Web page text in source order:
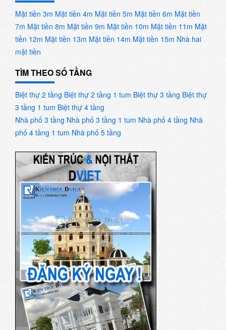
Mặt tiền 3m Mặt tiền 4m Mặt tiền 5m Mặt tiền 6m Mặt tiền
7m Mặt tiền 8m Mặt tiền 9m Mặt tiền 10m Mặt tiền 11m Mặt
tiền 12m Mặt tiền 13m Mặt tiền 14m Mặt tiền 15m Nhà hai
mặt tiền
TÌM THEO SỐ TẦNG
Biệt thự 2 tầng Biệt thự 2 tầng 1 tum Biệt thự 3 tầng Biệt thự
3 tầng 1 tum Biệt thự 4 tầng
Nhà phố 3 tầng Nhà phố 3 tầng 1 tum Nhà phố 4 tầng Nhà
phố 4 tầng 1 tum Nhà phố 5 tầng